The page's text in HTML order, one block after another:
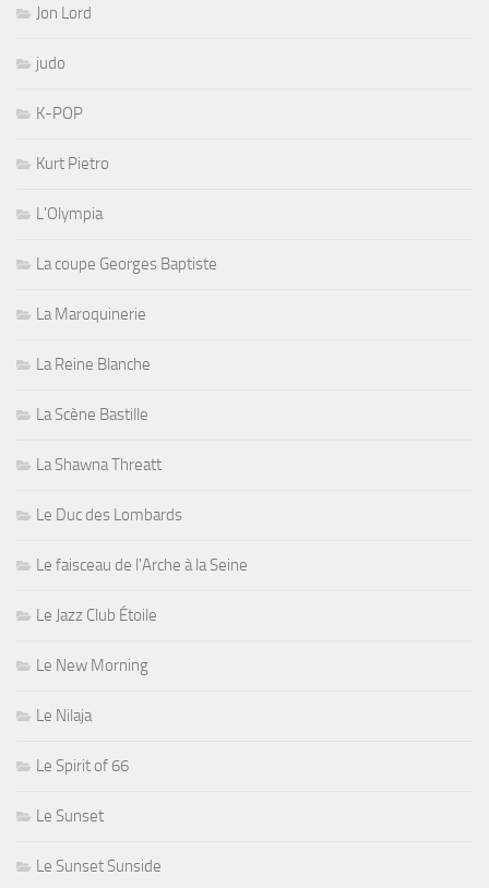
Jon Lord
judo
K-POP
Kurt Pietro
L'Olympia
La coupe Georges Baptiste
La Maroquinerie
La Reine Blanche
La Scène Bastille
La Shawna Threatt
Le Duc des Lombards
Le faisceau de l'Arche à la Seine
Le Jazz Club Étoile
Le New Morning
Le Nilaja
Le Spirit of 66
Le Sunset
Le Sunset Sunside